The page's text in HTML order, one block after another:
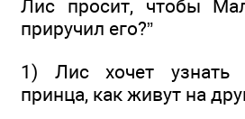
Лис просит, чтобы
приручил его?”
1) Лис хочет узнать
принца, как живут на